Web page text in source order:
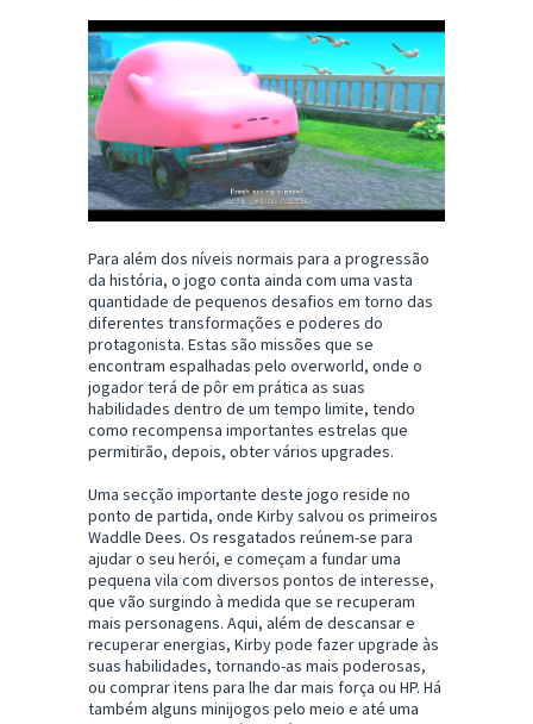
Para além dos níveis normais para a progressão
da história, o jogo conta ainda com uma vasta
quantidade de pequenos desafios em torno das
diferentes transformações e poderes do
protagonista. Estas são missões que se
encontram espalhadas pelo overworld, onde o
jogador terá de pôr em prática as suas
habilidades dentro de um tempo limite, tendo
como recompensa importantes estrelas que
permitirão, depois, obter vários upgrades.
Uma secção importante deste jogo reside no
ponto de partida, onde Kirby salvou os primeiros
Waddle Dees. Os resgatados reúnem-se para
ajudar o seu herói, e começam a fundar uma
pequena vila com diversos pontos de interesse,
que vão surgindo à medida que se recuperam
mais personagens. Aqui, além de descansar e
recuperar energias, Kirby pode fazer upgrade às
suas habilidades, tornando-as mais poderosas,
ou comprar itens para lhe dar mais força ou HP. Há
também alguns minijogos pelo meio e até uma